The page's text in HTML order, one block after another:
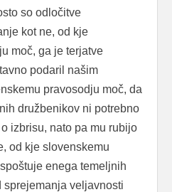
so odločitve
kot ne, od kje
moč, ga je terjatve
podaril našim
pravosodju moč, da
družbenikov ni potrebno
izbrisu, nato pa mu rubijo
od kje slovenskemu
enega temeljnih
sprejemanja veljavnosti